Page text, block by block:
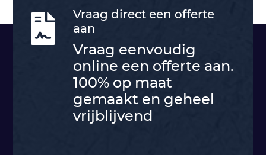

Vraag direct een offerte
aan
Vraag eenvoudig
online een offerte aan.
100% op maat
gemaakt en geheel
vrijblijvend